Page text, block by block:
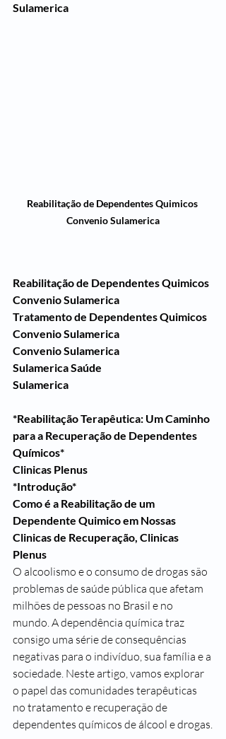
Sulamerica
Reabilitação de Dependentes Quimicos
Convenio Sulamerica
Reabilitação de Dependentes Quimicos
Convenio Sulamerica
Tratamento de Dependentes Quimicos
Convenio Sulamerica
Convenio Sulamerica
Sulamerica Saúde
Sulamerica
*Reabilitação Terapêutica: Um Caminho
para a Recuperação de Dependentes
Químicos*
Clinicas Plenus
*Introdução*
Como é a Reabilitação de um
Dependente Quimico em Nossas
Clinicas de Recuperação, Clinicas
Plenus
O alcoolismo e o consumo de drogas são
problemas de saúde pública que afetam
milhões de pessoas no Brasil e no
mundo. A dependência química traz
consigo uma série de consequências
negativas para o indivíduo, sua família e a
sociedade. Neste artigo, vamos explorar
o papel das comunidades terapêuticas
no tratamento e recuperação de
dependentes químicos de álcool e drogas.